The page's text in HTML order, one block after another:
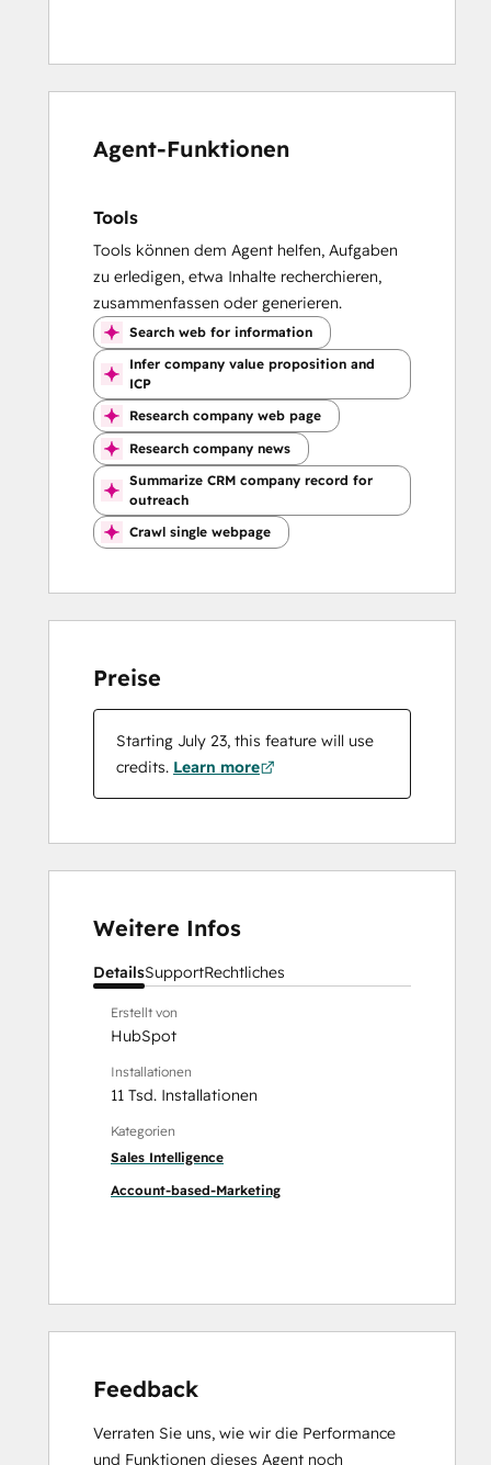
Agent-Funktionen
Tools
Tools können dem Agent helfen, Aufgaben
zu erledigen, etwa Inhalte recherchieren,
zusammenfassen oder generieren.
Search web for information
Infer company value proposition and
ICP
Research company web page
Research company news
Summarize CRM company record for
outreach
Crawl single webpage
Preise
Starting July 23, this feature will use
credits. Learn more
Weitere Infos
DetailsSupportRechtliches
Erstellt von
HubSpot
Installationen
11 Tsd. Installationen
Kategorien
Sales Intelligence
Account-based-Marketing
Feedback
Verraten Sie uns, wie wir die Performance
und Funktionen dieses Agent noch